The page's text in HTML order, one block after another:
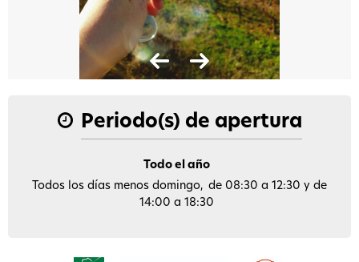
Periodo(s) de apertura
Todo el año
Todos los días menos domingo de 08:30 a 12:30 y de
14:00 a 18:30